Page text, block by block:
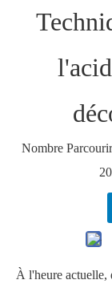
Nombre
À l'heure actuelle,